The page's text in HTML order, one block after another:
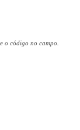
o código no campo.